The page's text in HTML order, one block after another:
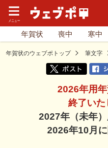
年賀状 喪中 寒中
年賀状のウェブポトップ 筆文字
2026年用
終了いた
2027年（未年
2026年10月に